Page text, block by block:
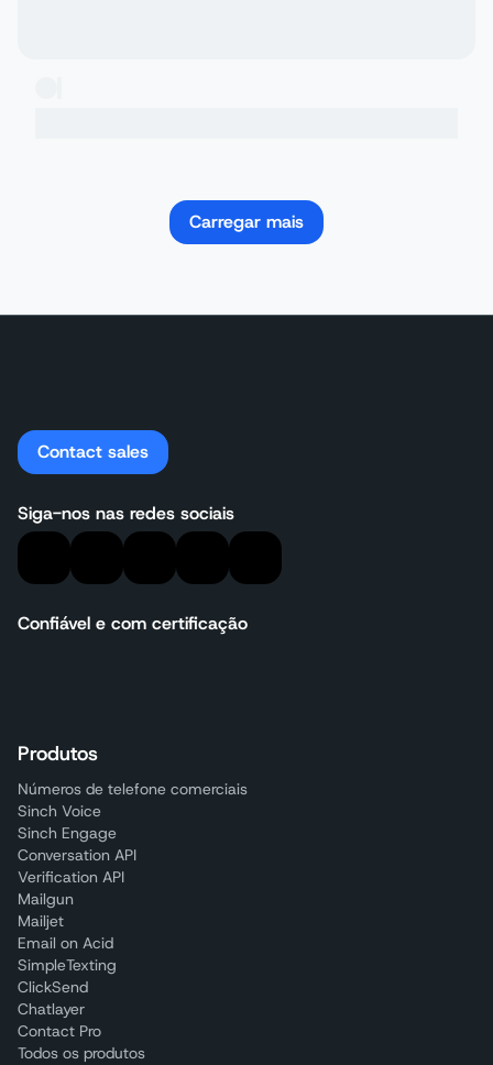
Carregar mais
Contact sales
Siga-nos nas redes sociais
Confiável e com certificação
Produtos
Números de telefone comerciais
Sinch Voice
Sinch Engage
Conversation API
Verification API
Mailgun
Mailjet
Email on Acid
SimpleTexting
ClickSend
Chatlayer
Contact Pro
Todos os produtos